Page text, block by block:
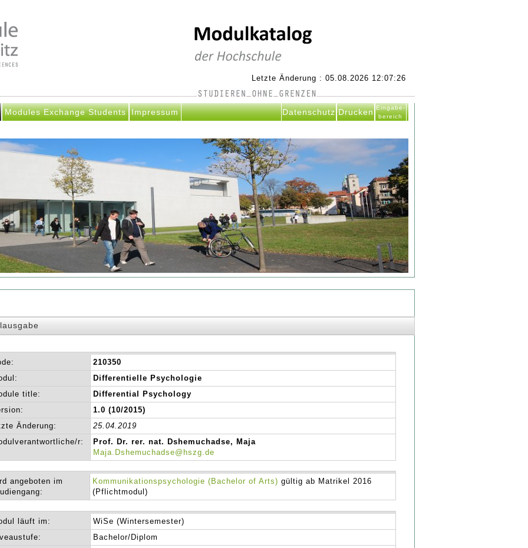
Letzte Änderung : 05.08.2026 12:07:26
Modules Exchange Students Impressum Datenschutz Drucken Eingabe-
bereich
210350
Differentielle Psychologie
title:
Differential Psychology
1.0 (10/2015)
Änderung:
25.04.2019
r:
Prof. Dr. rer. nat. Dshemuchadse, Maja
Maja.Dshemuchadse@hszg.de
angeboten im
Kommunikationspsychologie (Bachelor of Arts) gültig ab Matrikel 2016
(Pflichtmodul)
läuft im:
WiSe (Wintersemester)
Bachelor/Diplom